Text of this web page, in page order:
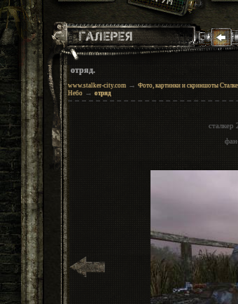
отряд.
www.stalker-city.com→ Фото, картинки и скриншоты
Небо→ отряд
сталкер